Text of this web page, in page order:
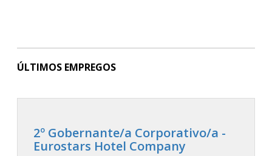
ÚLTIMOS EMPREGOS
2º Gobernante/a Corporativo/a -
Eurostars Hotel Company